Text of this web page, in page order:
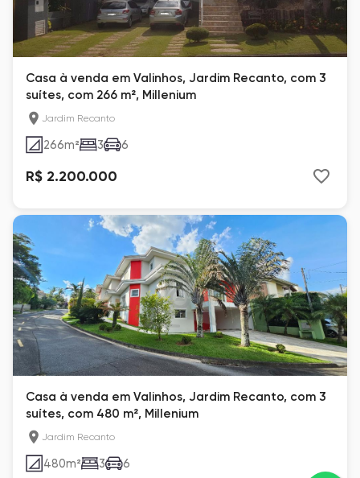
Casa à venda em Valinhos, Jardim Recanto, com 3
suítes, com 266 m², Millenium
Jardim Recanto
266m² 3 6
R$ 2.200.000
Casa à venda em Valinhos, Jardim Recanto, com 3
suítes, com 480 m², Millenium
Jardim Recanto
480m² 3 6